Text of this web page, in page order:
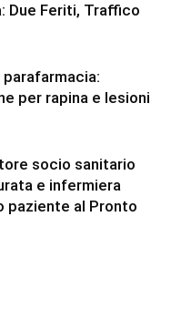
Due Feriti, Traffico
parafarmacia:
per rapina e lesioni
socio sanitario
e infermiera
paziente al Pronto